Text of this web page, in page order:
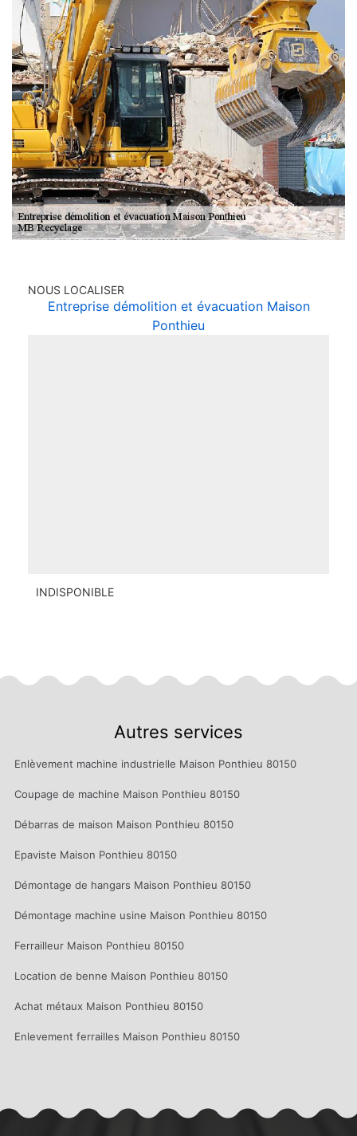
NOUS LOCALISER
Entreprise démolition et évacuation Maison
Ponthieu
INDISPONIBLE
Autres services
Enlèvement machine industrielle Maison Ponthieu 80150
Coupage de machine Maison Ponthieu 80150
Débarras de maison Maison Ponthieu 80150
Epaviste Maison Ponthieu 80150
Démontage de hangars Maison Ponthieu 80150
Démontage machine usine Maison Ponthieu 80150
Ferrailleur Maison Ponthieu 80150
Location de benne Maison Ponthieu 80150
Achat métaux Maison Ponthieu 80150
Enlevement ferrailles Maison Ponthieu 80150